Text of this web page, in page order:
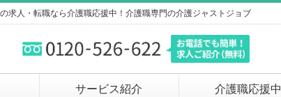
求人・転職なら介護職応援中！介護職専門の介護ジャストジョブ
サービス紹介 介護職応援中